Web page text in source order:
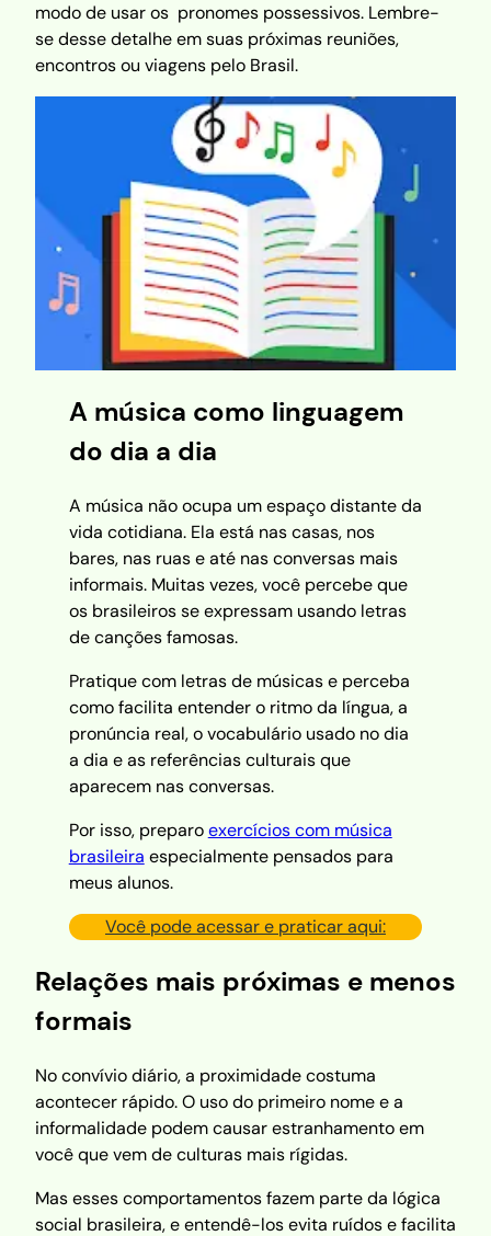
modo de usar os pronomes possessivos. Lembre-
se desse detalhe em suas próximas reuniões,
encontros ou viagens pelo Brasil.
A música como linguagem
do dia a dia
A música não ocupa um espaço distante da
vida cotidiana. Ela está nas casas, nos
bares, nas ruas e até nas conversas mais
informais. Muitas vezes, você percebe que
os brasileiros se expressam usando letras
de canções famosas.
Pratique com letras de músicas e perceba
como facilita entender o ritmo da língua, a
pronúncia real, o vocabulário usado no dia
a dia e as referências culturais que
aparecem nas conversas.
Por isso, preparoexercícios com música
brasileira especialmente pensados para
meus alunos.
Você pode acessar e praticar aqui:
Relações mais próximas e menos
formais
No convívio diário, a proximidade costuma
acontecer rápido. O uso do primeiro nome e a
informalidade podem causar estranhamento em
você que vem de culturas mais rígidas.
Mas esses comportamentos fazem parte da lógica
social brasileira, e entendê-los evita ruídos e facilita